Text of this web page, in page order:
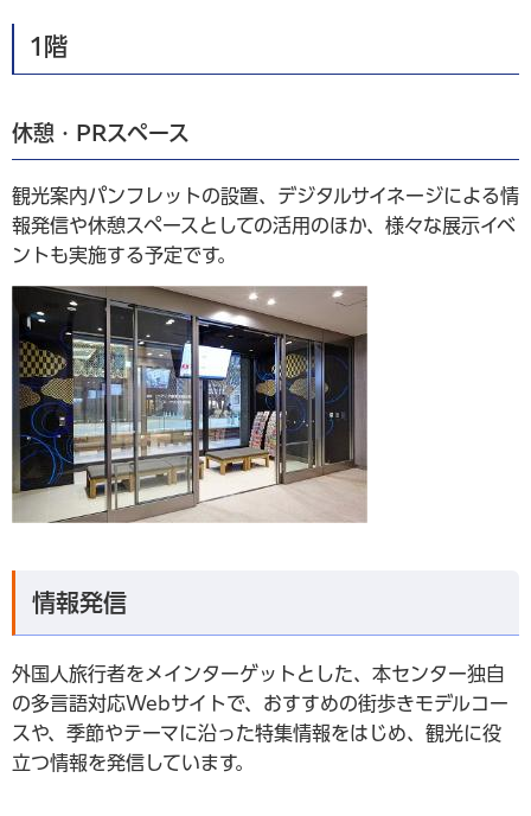
1階
休憩・PRスペース
観光案内パンフレットの設置、デジタルサイネージによる情
報発信や休憩スペースとしての活用のほか、様々な展示イベ
ントも実施する予定です。
情報発信
外国人旅行者をメインターゲットとした、本センター独自
の多言語対応Webサイトで、おすすめの街歩きモデルコー
スや、季節やテーマに沿った特集情報をはじめ、観光に役
立つ情報を発信しています。